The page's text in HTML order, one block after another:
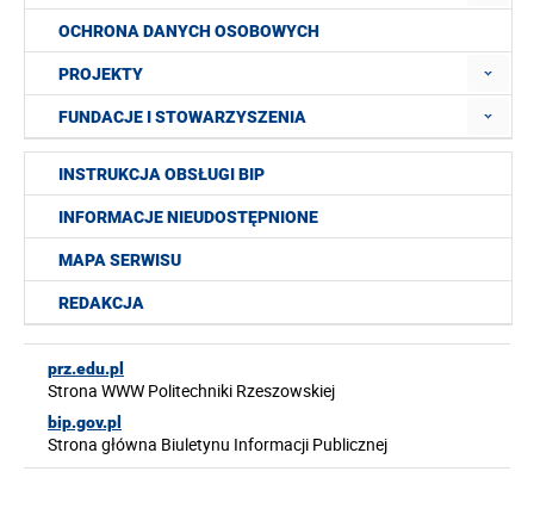
OCHRONA DANYCH OSOBOWYCH
PROJEKTY
FUNDACJE I STOWARZYSZENIA
INSTRUKCJA OBSŁUGI BIP
INFORMACJE NIEUDOSTĘPNIONE
MAPA SERWISU
REDAKCJA
prz.edu.pl
Strona WWW Politechniki Rzeszowskiej
bip.gov.pl
Strona główna Biuletynu Informacji Publicznej